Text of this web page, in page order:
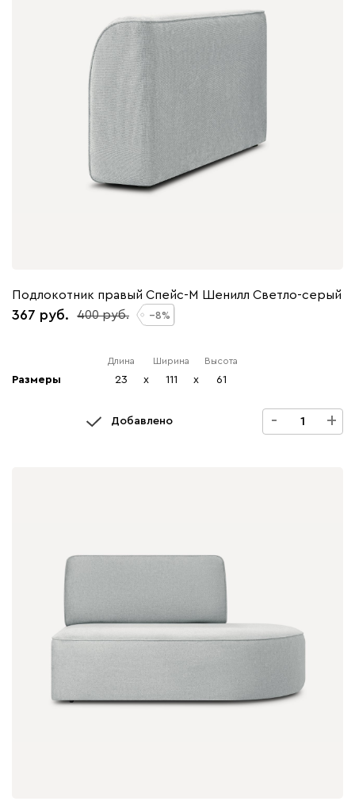
Подлокотник правый Спейс-М Шенилл Светло-серый
367 400 8
Размеры
Длина
23 x
Ширина
111 x
Высота
61
Добавлено - +